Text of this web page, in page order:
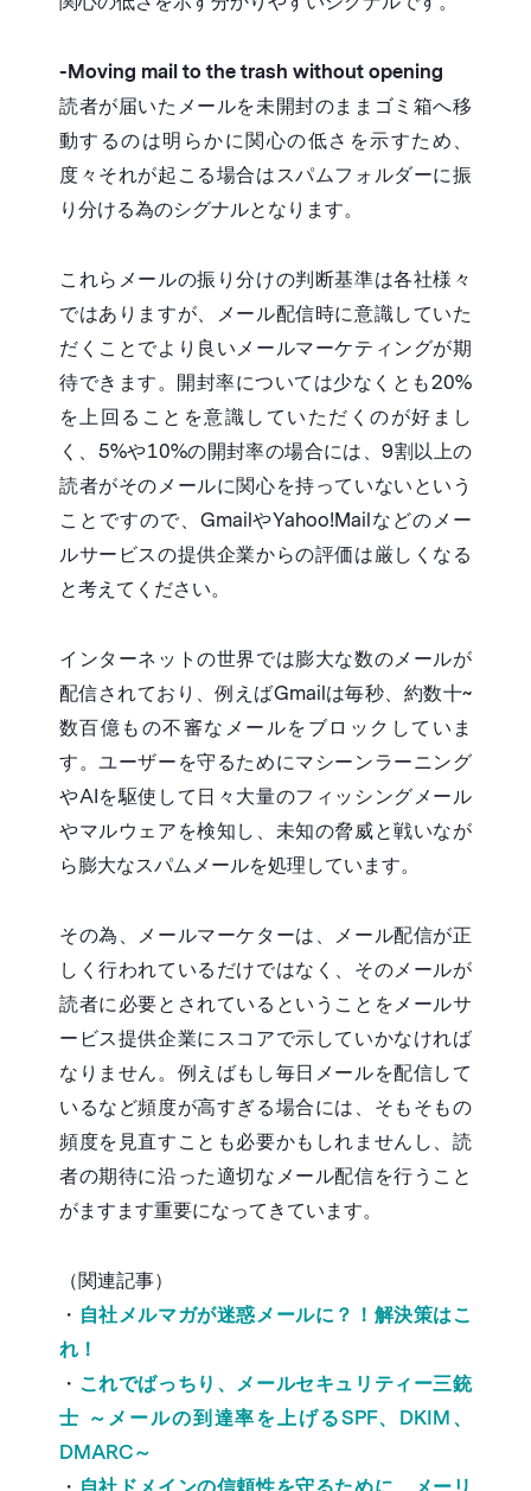
-Moving mail to the trash without opening
読者が届いたメールを未開封のままゴミ箱へ移
動するのは明らかに関心の低さを示すため、
度々それが起こる場合はスパムフォルダーに振
り分ける為のシグナルとなります。
これらメールの振り分けの判断基準は各社様々
ではありますが、メール配信時に意識していた
だくことでより良いメールマーケティングが期
待できます。開封率については少なくとも20%
を上回ることを意識していただくのが好まし
く、5%や10%の開封率の場合には、9割以上の
読者がそのメールに関心を持っていないという
ことですので、GmailやYahoo!Mailなどのメー
ルサービスの提供企業からの評価は厳しくなる
と考えてください。
インターネットの世界では膨大な数のメールが
配信されており、例えばGmailは毎秒、約数十~
数百億もの不審なメールをブロックしていま
す。ユーザーを守るためにマシーンラーニング
やAIを駆使して日々大量のフィッシングメール
やマルウェアを検知し、未知の脅威と戦いなが
ら膨大なスパムメールを処理しています。
その為、メールマーケターは、メール配信が正
しく行われているだけではなく、そのメールが
読者に必要とされているということをメールサ
ービス提供企業にスコアで示していかなければ
なりません。例えばもし毎日メールを配信して
いるなど頻度が高すぎる場合には、そもそもの
頻度を見直すことも必要かもしれませんし、読
者の期待に沿った適切なメール配信を行うこと
がますます重要になってきています。
（関連記事）
・ 自社メルマガが迷惑メールに？！解決策はこ
れ！
・ これでばっちり、メールセキュリティー三銃
士 ～メールの到達率を上げるSPF、DKIM、
DMARC～